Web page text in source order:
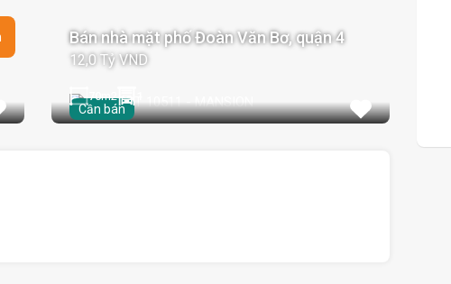
Cần bán
Bán nhà mặt phố Đoàn Văn Bơ, quận 4
12,0 Tỷ VND
70m2